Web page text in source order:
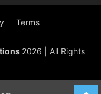
Terms
2026 | All Rights